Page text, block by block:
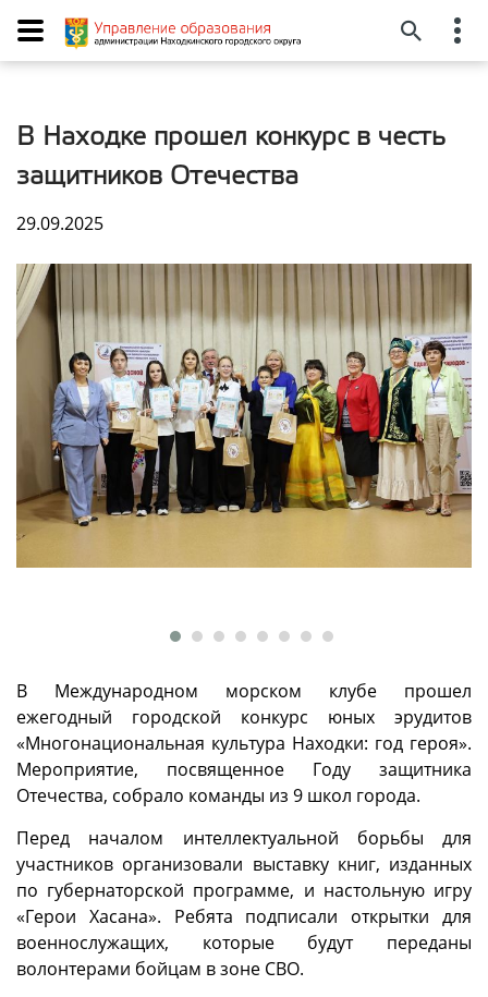
В Находке прошел конкурс в честь
защитников Отечества
29.09.2025
В Международном морском клубе прошел
ежегодный городской конкурс юных эрудитов
«Многонациональная культура Находки: год героя».
Мероприятие, посвященное Году защитника
Отечества, собрало команды из 9 школ города.
Перед началом интеллектуальной борьбы для
участников организовали выставку книг, изданных
по губернаторской программе, и настольную игру
«Герои Хасана». Ребята подписали открытки для
военнослужащих, которые будут переданы
волонтерами бойцам в зоне СВО.